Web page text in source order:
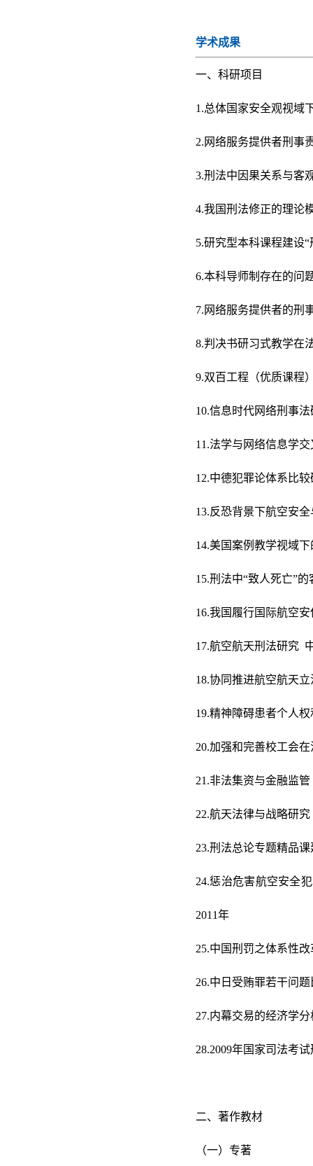
学术成果
一、科研项目
1.总体国家安全观视
2.网络服务提供者刑
3.刑法中因果关系与客
4.我国刑法修正的理论
5.研究型本科课程建设
6.本科导师制存在的问
7.网络服务提供者的刑
8.判决书研习式教学在
9.双百工程（优质课程
10.信息时代网络刑事
11.法学与网络信息学
12.中德犯罪论体系比
13.反恐背景下航空安
14.美国案例教学视域
15.刑法中“致人死亡”
16.我国履行国际航空
17.航空航天刑法研究
18.协同推进航空航天
19.精神障碍患者个人
20.加强和完善校工会
21.非法集资与金融监
22.航天法律与战略研
23.刑法总论专题精品
24.惩治危害航空安全
2011年
25.中国刑罚之体系性
26.中日受贿罪若干问
27.内幕交易的经济学
28.2009年国家司法考
二、著作教材
（一）专著